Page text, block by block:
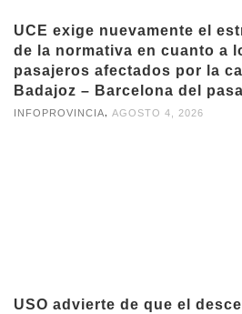
UCE exige nuevamente el
de la normativa en cuanto a
pasajeros afectados por la
Badajoz – Barcelona del
INFOPROVINCIA, AGOSTO 4, 2026
USO advierte de que el